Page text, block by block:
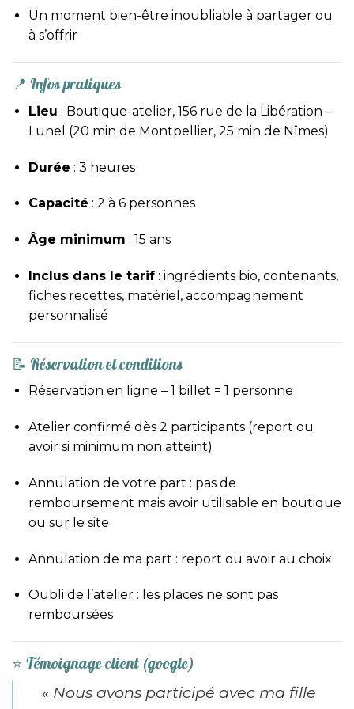
Un moment bien-être inoubliable à partager ou
à s’offrir
📍 Infos pratiques
Lieu : Boutique-atelier, 156 rue de la Libération –
Lunel (20 min de Montpellier, 25 min de Nîmes)
Durée : 3 heures
Capacité : 2 à 6 personnes
Âge minimum : 15 ans
Inclus dans le tarif: ingrédients bio, contenants,
fiches recettes, matériel, accompagnement
personnalisé
📝 Réservation et conditions
Réservation en ligne – 1 billet = 1 personne
Atelier confirmé dès 2 participants (report ou
avoir si minimum non atteint)
Annulation de votre part : pas de
remboursement mais avoir utilisable en boutique
ou sur le site
Annulation de ma part : report ou avoir au choix
Oubli de l’atelier : les places ne sont pas
remboursées
⭐ Témoignage client (google)
« Nous avons participé avec ma fille